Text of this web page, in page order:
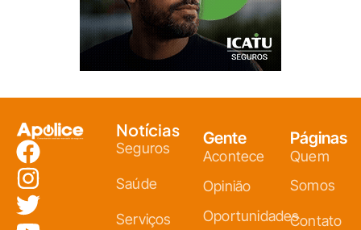
Notícias
Seguros
Saúde
Serviços
Gente
Acontece
Opinião
Oportunidades
Páginas
Quem
Somos
Contato